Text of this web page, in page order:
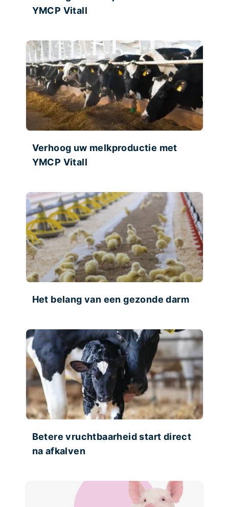
YMCP Vitall
Verhoog uw melkproductie met
YMCP Vitall
Het belang van een gezonde darm
Betere vruchtbaarheid start direct
na afkalven